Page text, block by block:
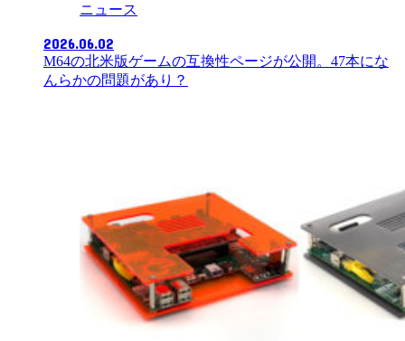
ニュース
2026.06.02
M64の北米版ゲームの互換性ページが公開。47本にな
んらかの問題があり？